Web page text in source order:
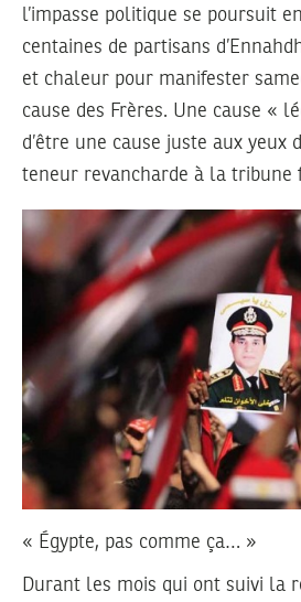
l’impasse politique se poursuit
centaines de partisans
et chaleur pour manifester
cause des Frères. Une cause «
d’être une cause juste aux yeux
teneur revancharde à la tribune
« Égypte, pas comme ça… »
Durant les mois qui ont suivi la